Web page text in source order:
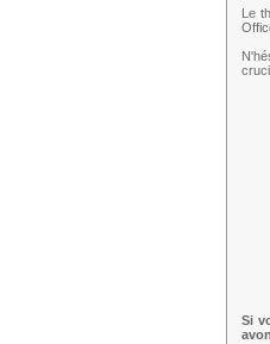
Le
Si